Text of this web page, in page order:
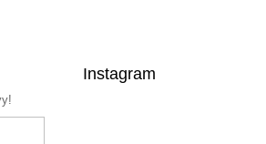
Instagram